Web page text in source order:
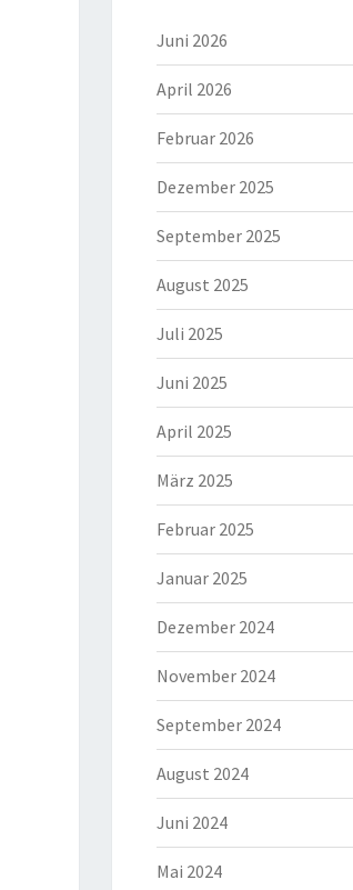
Juni 2026
April 2026
Februar 2026
Dezember 2025
September 2025
August 2025
Juli 2025
Juni 2025
April 2025
März 2025
Februar 2025
Januar 2025
Dezember 2024
November 2024
September 2024
August 2024
Juni 2024
Mai 2024